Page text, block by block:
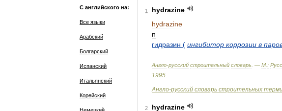
С английского на:
Все языки
Арабский
Болгарский
Испанский
Итальянский
Корейский
1
hydrazine
hydrazine
n
гидразин ( ингибитор коррозии в
Англо-русский строительный словарь . — М :
1995
Англо-русский словарь строительных
2
hydrazine